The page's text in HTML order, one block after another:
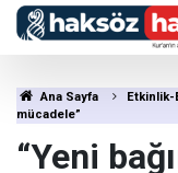
Ana Sayfa Etkinlik-
mücadele”
“Yeni